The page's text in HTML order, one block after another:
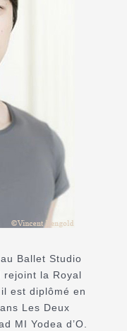
Ballet Studio
rejoint la Royal
est diplômé en
Les Deux
MI Yodea d’O.